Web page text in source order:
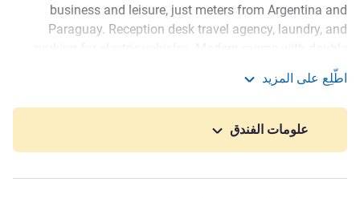
الوصف
business and leisure, just meters from Argentina and
Paraguay. Reception desk travel agency, laundry, and
beds, 2 or 3 single beds, for up to 5 people, equipped with
WiFi, Smart TV, refrigerator, hairdryer and air conditioning.
Enjoy the daily breakfast from 6:30 to 10:00 and our 24h
access to the city's sights. With a 37-minute drive you can
اطّلِع على المزيد
علومات الفندق